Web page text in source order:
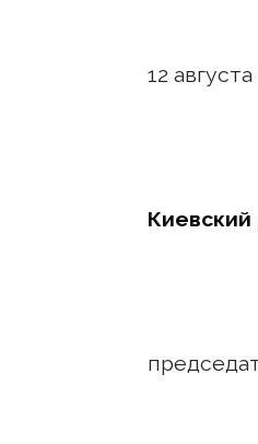
12